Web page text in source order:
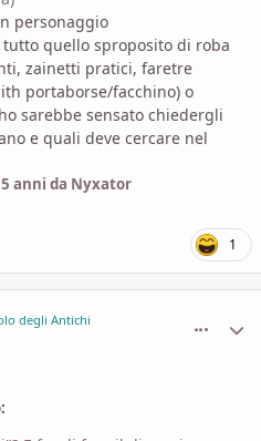
personaggio
quello sproposito di roba
zainetti pratici, faretre
portaborse/facchino) o
sarebbe sensato chiedergli
e quali deve cercare nel
5 anni da Nyxator
1
degli Antichi